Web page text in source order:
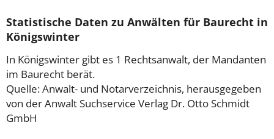
Statistische Daten zu Anwälten für Baurecht in
Königswinter
In Königswinter gibt es 1 Rechtsanwalt, der Mandanten
im Baurecht berät.
Quelle: Anwalt- und Notarverzeichnis, herausgegeben
von der Anwalt Suchservice Verlag Dr. Otto Schmidt
GmbH